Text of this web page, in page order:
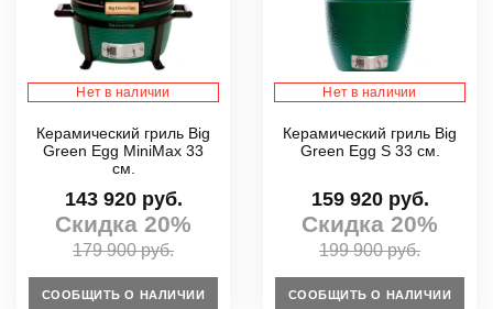
Нет в наличии
Керамический гриль Big
Green Egg MiniMax 33
см.
143 920 руб.
Скидка 20%
179 900 руб.
СООБЩИТЬ О НАЛИЧИИ
Нет в наличии
Керамический гриль Big
Green Egg S 33 см.
159 920 руб.
Скидка 20%
199 900 руб.
СООБЩИТЬ О НАЛИЧИИ